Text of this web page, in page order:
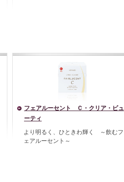
フェアルーセント Ｃ・クリア・ビュ
ーティ
より明るく、ひときわ輝く ～飲むフ
ェアルーセント～